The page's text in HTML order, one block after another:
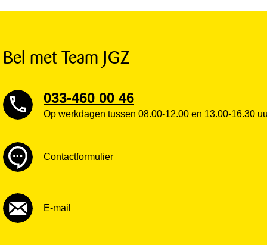
Bel met Team JGZ
033-460 00 46
Op werkdagen tussen 08.00-12.00 en 13.00-16.30
Contactformulier
E-mail